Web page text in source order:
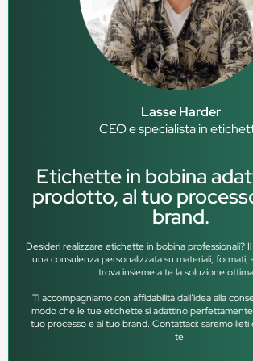
Lasse Harder
CEO e specialista in
Etichette in bobina
prodotto, al tuo
brand.
Desideri realizzare etichette in bobina professionali?
una consulenza personalizzata su materiali, formati,
trova insieme a te la soluzione
Ti accompagniamo con affidabilità dall’idea alla
modo che le tue etichette si adattino
tuo processo e al tuo brand. Contattaci: saremo
te.